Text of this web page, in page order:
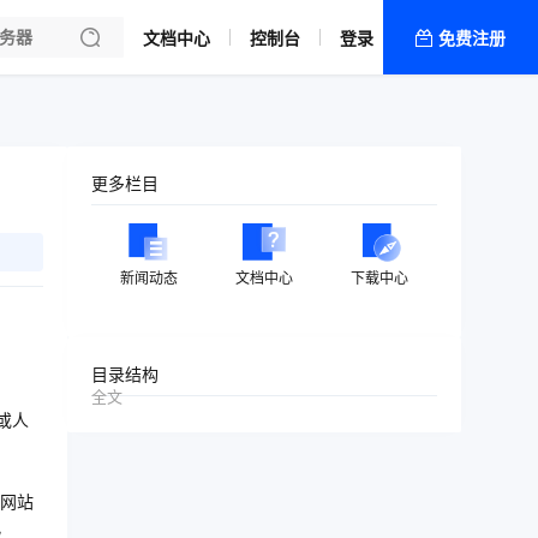
文档中心 控制台 登录 免费注册
人
站
更多栏目
新闻动态 文档中心 下载中心
目录结构
全文